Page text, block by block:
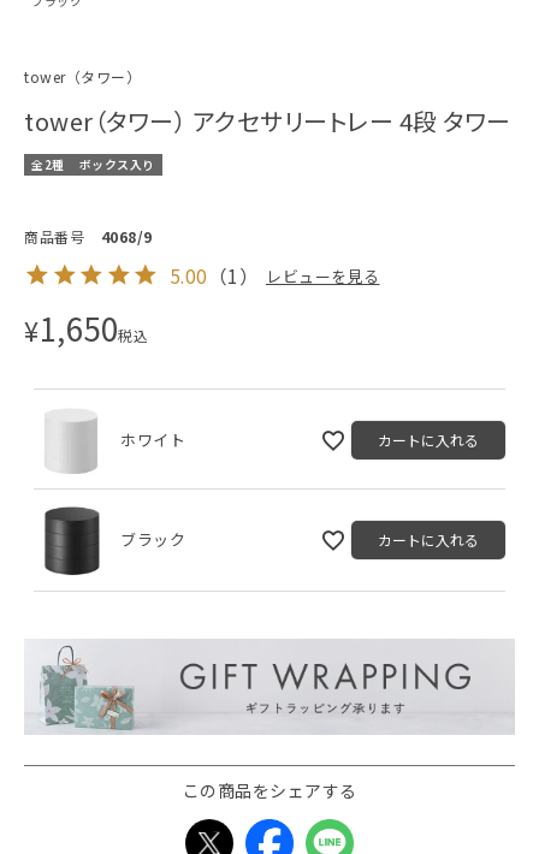
tower（タワー）
tower（タワー） アクセサリートレー 4段 タワー
全2種 ボックス入り
商品番号 4068/9
5.00 （1） レビューを見る
¥1,650税込
ホワイト カートに入れる
ブラック カートに入れる
この商品をシェアする